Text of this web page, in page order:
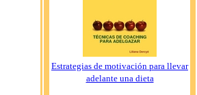
Estrategias de motivación para llevar
adelante una dieta